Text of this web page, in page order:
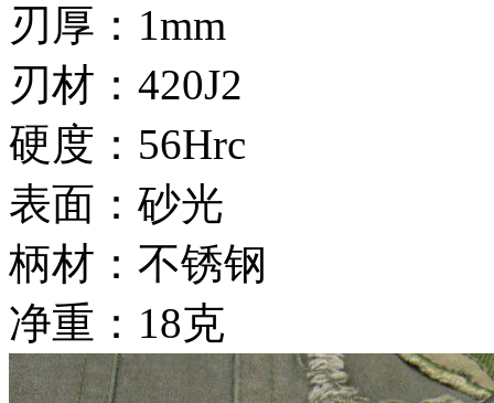
刃厚：1mm
刃材：420J2
硬度：56Hrc
表面：砂光
柄材：不锈钢
净重：18克